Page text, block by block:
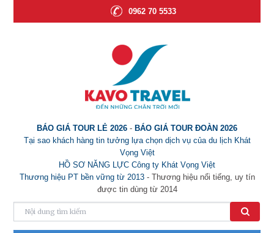
0962 70 5533
BÁO GIÁ TOUR LẺ 2026 - BÁO GIÁ TOUR ĐOÀN 2026
Tại sao khách hàng tin tưởng lựa chọn dịch vụ của du lịch Khát
Vọng Việt
HỒ SƠ NĂNG LỰC Công ty Khát Vọng Việt
Thương hiệu PT bền vững từ 2013- Thương hiệu nổi tiếng, uy tín
được tin dùng từ 2014